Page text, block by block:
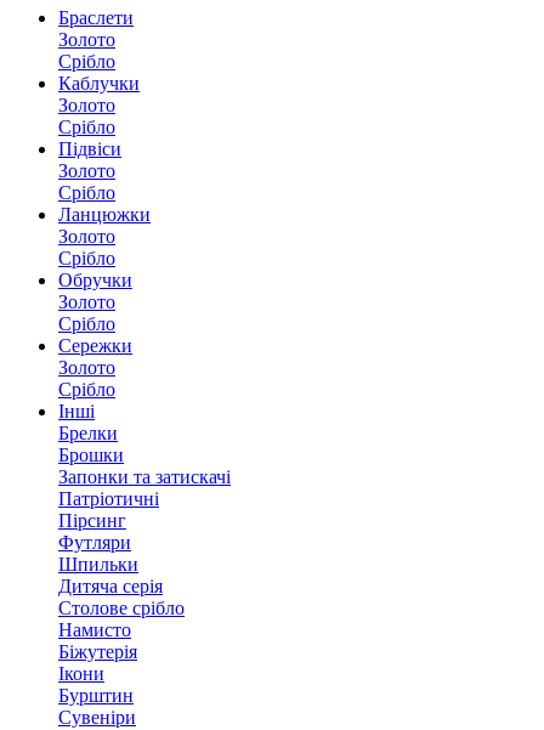
Браслети
Золото
Срібло
Каблучки
Золото
Срібло
Підвіси
Золото
Срібло
Ланцюжки
Золото
Срібло
Обручки
Золото
Срібло
Сережки
Золото
Срібло
Інші
Брелки
Брошки
Запонки та затискачі
Патріотичні
Пірсинг
Футляри
Шпильки
Дитяча серія
Столове срібло
Намисто
Біжутерія
Ікони
Бурштин
Сувеніри